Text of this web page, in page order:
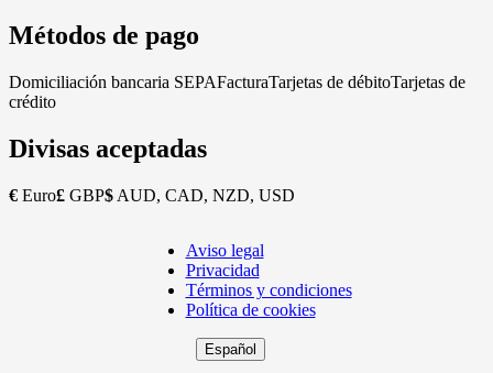
Métodos de pago
Domiciliación bancaria SEPAFacturaTarjetas de débitoTarjetas de
crédito
Divisas aceptadas
€ Euro£ GBP$ AUD, CAD, NZD, USD
Copyright
Footer
Aviso legal
Privacidad
Términos y condiciones
Política de cookies
Español